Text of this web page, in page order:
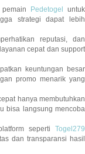
Pedetogel
untuk
strategi dapat lebih
reputasi, dan
cepat dan support
keuntungan besar
promo menarik yang
hanya membutuhkan
bisa langsung mencoba
seperti Togel279
dan transparansi hasil